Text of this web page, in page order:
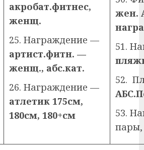
акробат.фитнес,
женщ.
25. Награждение —
артист.фитн. —
женщ., абс.кат.
26. Награждение —
атлетик 175см,
180см, 180+см
жен.
51.
52.
53.
пары,